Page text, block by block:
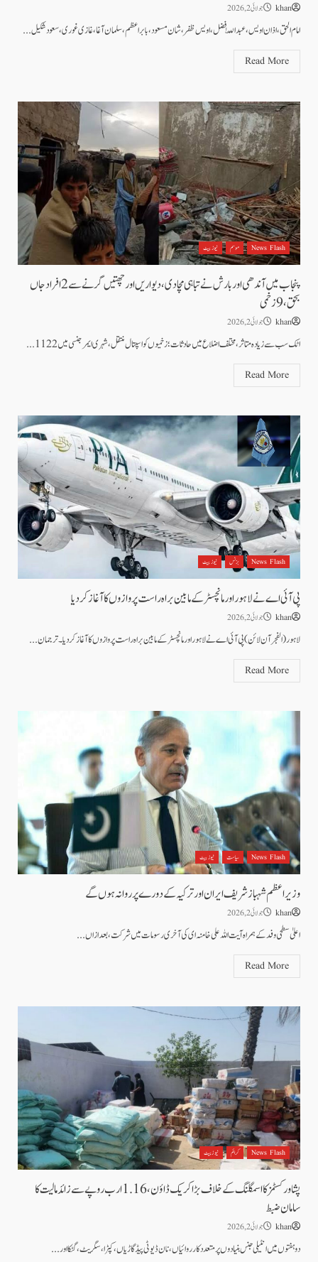
khan جولائی 2, 2026
امام الحق، اذان اویس، عبداللّٰہ فضل، اویس ظفر، شان مسعود، بابراعظم، سلمان آغا، غازی غوری، سعود شکیل...
Read More
News Flash موسم نیوز بیٹ
پنجاب میں آندھی اور بارش نے تباہی مچا دی، دیواریں اور چھتیں گرنے سے 2 افراد جاں
بحق، 9 زخمی
khan جولائی 2, 2026
اٹک سب سے زیادہ متاثر، مختلف اضلاع میں حادثات؛ زخمیوں کو اسپتال منتقل، شہری ایمرجنسی میں 1122...
Read More
News Flash بزنس نیوز بیٹ
پی آئی اے نے لاہور اور مانچسٹر کے مابین براہ راست پروازوں کا آغاز کر دیا
khan جولائی 2, 2026
لاہور(الفجرآن لائن)پی آئی اے نے لاہور اور مانچسٹر کے مابین براہ راست پروازوں کا آغاز کر دیا۔ترجمان...
Read More
News Flash سیاست نیوز بیٹ
وزیراعظم شہباز شریف ایران اور ترکیہ کے دورے پر روانہ ہوں گے
khan جولائی 2, 2026
اعلیٰ سطحی وفد کے ہمراہ آیت اللہ علی خامنہ ای کی آخری رسومات میں شرکت، بعد ازاں...
Read More
News Flash کرائم نیوز بیٹ
پشاور کسٹمز کا اسمگلنگ کے خلاف بڑا کریک ڈاؤن، 1.16 ارب روپے سے زائد مالیت کا
سامان ضبط
khan جولائی 2, 2026
دو ہفتوں میں انٹیلی جنس بنیادوں پر متعدد کارروائیاں، نان ڈیوٹی پیڈ گاڑیاں، کپڑا، سگریٹ، گٹکا اور...